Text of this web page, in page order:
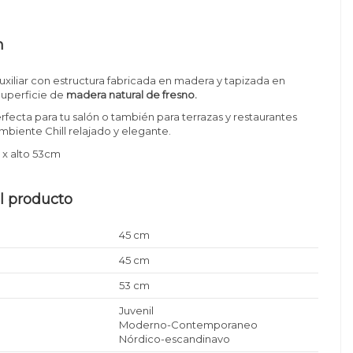
con estructura fabricada en madera y tapizada en
de madera natural de fresno.
para tu salón o también para terrazas y restaurantes
Chill relajado y elegante.
alto 53cm
producto
45 cm
45 cm
53 cm
Juvenil
Moderno-Contemporaneo
Nórdico-escandinavo